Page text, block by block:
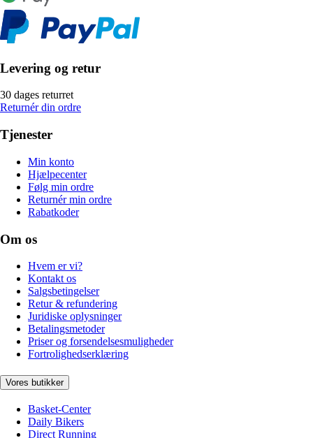
Levering og retur
30 dages returret
Returnér din ordre
Tjenester
Min konto
Hjælpecenter
Følg min ordre
Returnér min ordre
Rabatkoder
Om os
Hvem er vi?
Kontakt os
Salgsbetingelser
Retur & refundering
Juridiske oplysninger
Betalingsmetoder
Priser og forsendelsesmuligheder
Fortrolighedserklæring
Vores butikker
Basket-Center
Daily Bikers
Direct Running